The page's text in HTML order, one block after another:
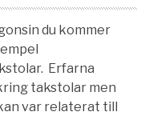
du kommer
Erfarna
takstolar men
var relaterat till